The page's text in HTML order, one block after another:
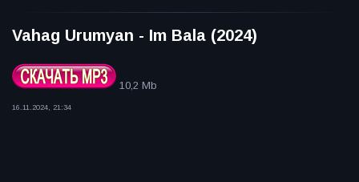
Vahag Urumyan - Im Bala (2024)
10,2 Mb
16.11.2024, 21:34